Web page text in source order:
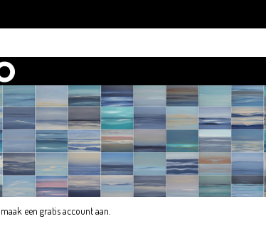
maak een gratis account aan.